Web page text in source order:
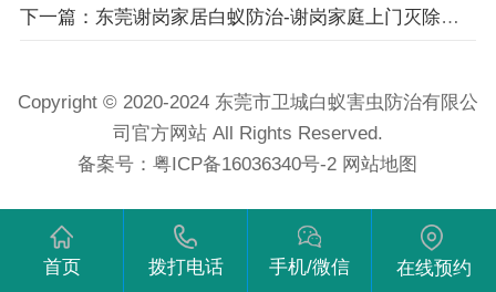
下一篇：东莞谢岗家居白蚁防治-谢岗家庭上门灭除白蚁公司-卫城专业技师团队携高端白蚁检测设备上门检测治理
Copyright © 2020-2024 东莞市卫城白蚁害虫防治有限公
司官方网站 All Rights Reserved.
备案号：粤ICP备16036340号-2 网站地图
首页 拨打电话 手机/微信 在线预约